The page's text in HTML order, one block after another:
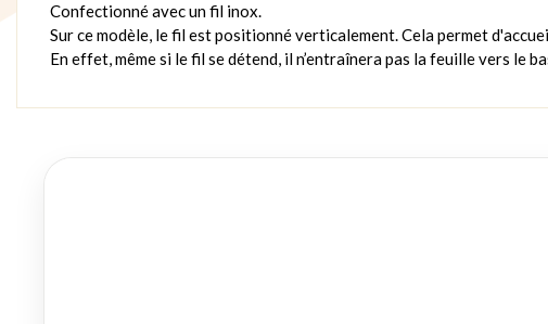
Confectionné avec un fil inox.
Sur ce modèle, le fil est positionné verticalement. Cela permet
En effet, même si le fil se détend, il n’entraînera pas la feuille vers le